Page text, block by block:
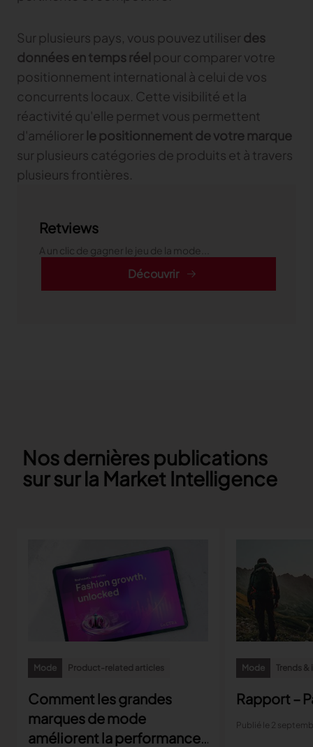
Sur plusieurs pays, vous pouvez utiliser des
données en temps réel pour comparer votre
positionnement international à celui de vos
concurrents locaux. Cette visibilité et la
réactivité qu'elle permet vous permettent
d'améliorer le positionnement de votre marque
sur plusieurs catégories de produits et à travers
plusieurs frontières.
Retviews
A un clic de gagner le jeu de la mode...
Découvrir
Nos dernières publications
sur sur la Market Intelligence
Mode Product-related articles
Comment les grandes
marques de mode
améliorent la performance
Mode Trends
Rapport –
Publié le 2